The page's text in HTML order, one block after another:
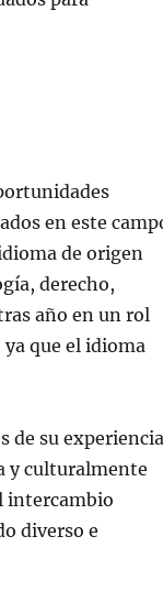
en este
de origen
derecho,
año en un rol
que el idioma
de su
y culturalmente
intercambio
diverso e